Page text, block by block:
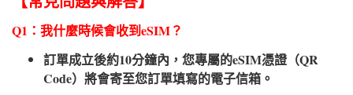
Q1：我什麼時候會收到eSIM？
訂單成立後約10分鐘內，您專屬的eSIM憑證（QR
Code）將會寄至您訂單填寫的電子信箱。